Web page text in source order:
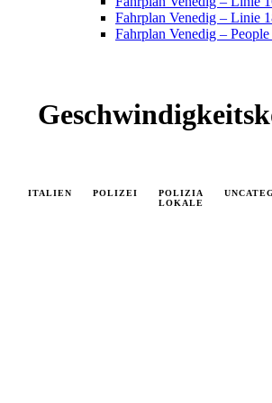
Fahrplan Venedig – Linie
Fahrplan Venedig –
ITALIEN POLIZEI
POLIZIA
LOKALE